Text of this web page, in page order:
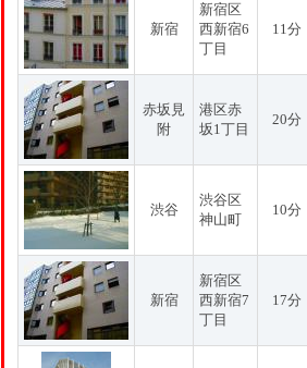
新宿
新宿区
西新宿6
丁目
11分
赤坂見
附
港区赤
坂1丁目
20分
渋谷
渋谷区
神山町
10分
新宿
新宿区
西新宿7
丁目
17分